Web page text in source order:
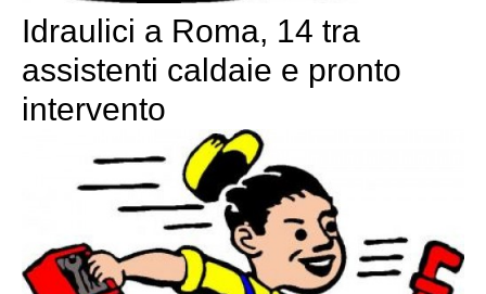
Idraulici a Roma, 14 tra
assistenti caldaie e pronto
intervento